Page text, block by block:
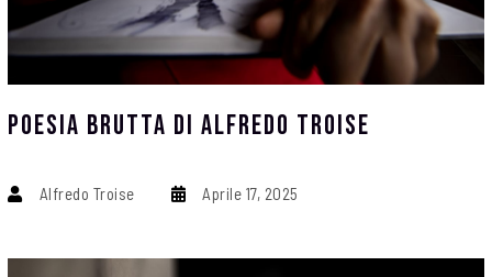
POESIA BRUTTA Di Alfredo Troise
Alfredo Troise Aprile 17, 2025